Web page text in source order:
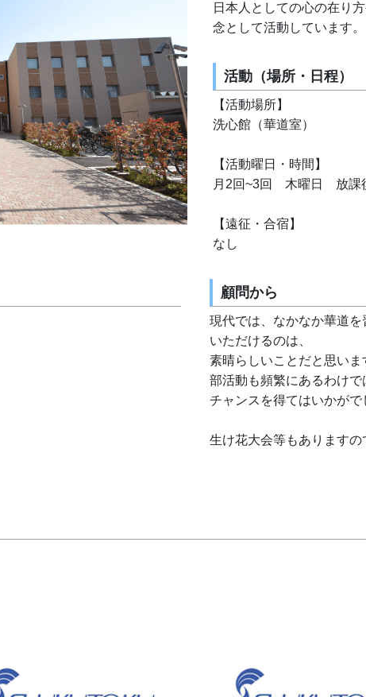
日本人としての心の在り
念として活動しています。
活動（場所・日程）
【活動場所】
洗心館（華道室）
【活動曜日・時間】
月2回~3回　木曜日　放課
【遠征・合宿】
なし
顧問から
現代では、なかなか華道
いただけるのは、
素晴らしいことだと思いま
部活動も頻繁にあるわけ
チャンスを得てはいかがで
生け花大会等もありますの